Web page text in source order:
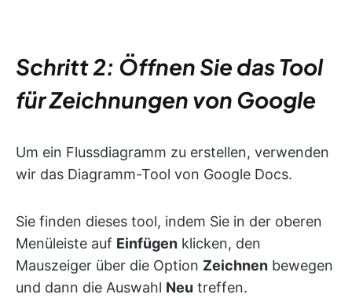
Schritt 2: Öffnen Sie das Tool
für Zeichnungen von Google
Um ein Flussdiagramm zu erstellen, verwenden
wir das Diagramm-Tool von Google Docs.
Sie finden dieses tool, indem Sie in der oberen
Menüleiste auf Einfügen klicken, den
Mauszeiger über die Option Zeichnen bewegen
und dann die Auswahl Neu treffen.